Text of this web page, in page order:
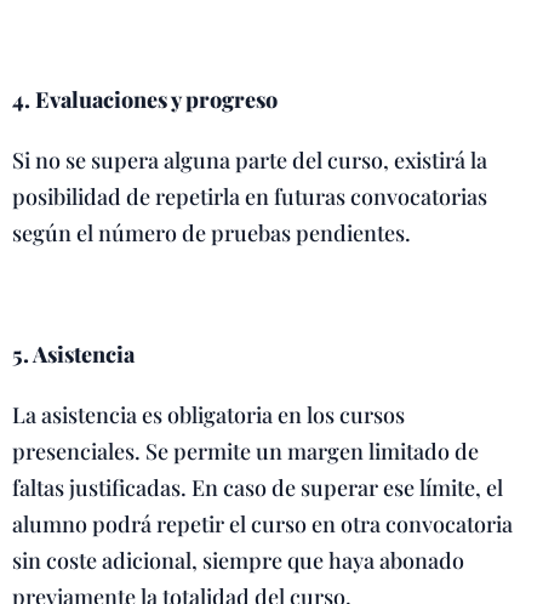
4. Evaluaciones y progreso
Si no se supera alguna parte del curso, existirá la
posibilidad de repetirla en futuras convocatorias
según el número de pruebas pendientes.
5. Asistencia
La asistencia es obligatoria en los cursos
presenciales. Se permite un margen limitado de
faltas justificadas. En caso de superar ese límite, el
alumno podrá repetir el curso en otra convocatoria
sin coste adicional, siempre que haya abonado
previamente la totalidad del curso.